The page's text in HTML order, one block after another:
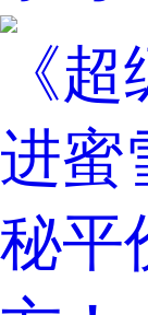
《
进蜜
秘平